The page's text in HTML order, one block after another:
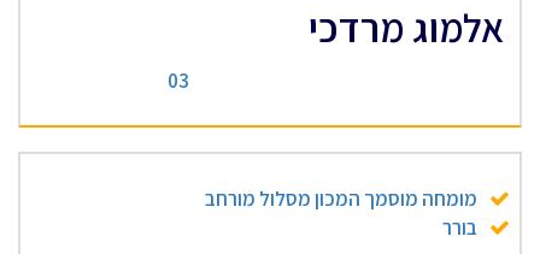
אלמוג מרדכי
03
מומחה מוסמך המכון מסלול מורחב
בורר